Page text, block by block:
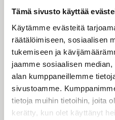
Tämä sivusto käyttää
Käytämme evästeitä
räätälöimiseen, sosiaalisen
tukemiseen ja
jaamme sosiaalisen
alan kumppaneillemme
sivustoamme.
tietoja muihin tietoihin, joita
kerätty, kun olet käyttänyt
avuttomuudesta
kannetaan ja
Pajunen kirjoittaa
Teemana on Usko ja
historiallinen
silmissä hän oli
ja opettaja: Usko